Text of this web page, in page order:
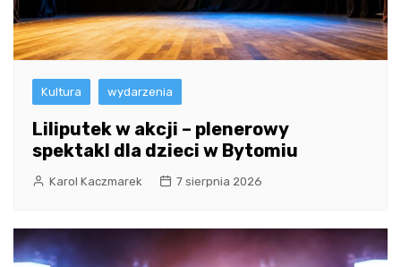
Kultura wydarzenia
Liliputek w akcji – plenerowy
spektakl dla dzieci w Bytomiu
Karol Kaczmarek 7 sierpnia 2026